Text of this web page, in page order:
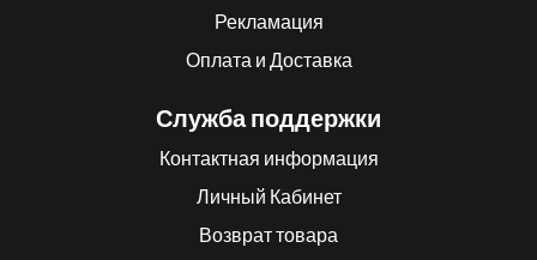
Рекламация
Оплата и Доставка
Служба поддержки
Контактная информация
Личный Кабинет
Возврат товара